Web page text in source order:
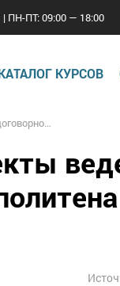
| ПН-ПТ: 09:00 — 18:00
КУРСОВ
Метрополитена